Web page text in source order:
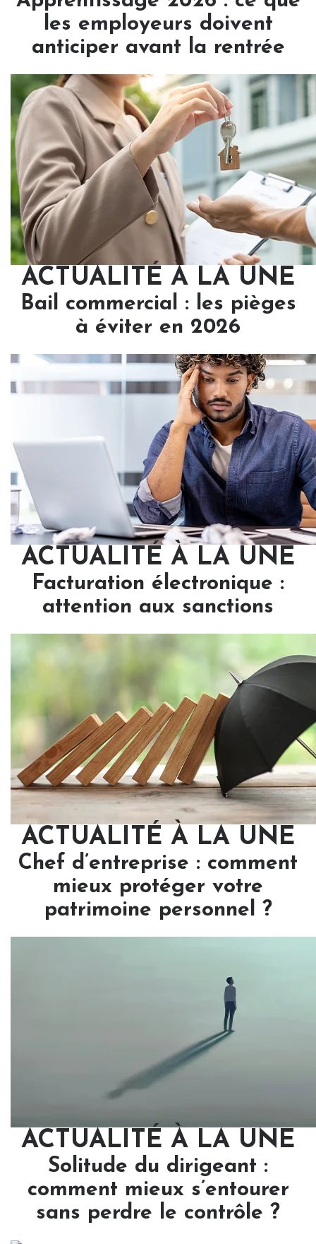
les employeurs doivent
anticiper avant la rentrée
ACTUALITÉ À LA UNE
Bail commercial : les pièges
à éviter en 2026
ACTUALITÉ À LA UNE
Facturation électronique :
attention aux sanctions
ACTUALITÉ À LA UNE
Chef d’entreprise : comment
mieux protéger votre
patrimoine personnel ?
ACTUALITÉ À LA UNE
Solitude du dirigeant :
comment mieux s’entourer
sans perdre le contrôle ?